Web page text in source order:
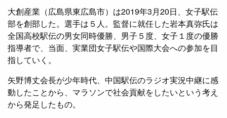
大創産業（広島県東広島市）は2019年3月20日、女子駅伝
部を創部した。選手は５人。監督に就任した岩本真弥氏は
全国高校駅伝の男女同時優勝、男子５度、女子１度の優勝
指導者で、当面、実業団女子駅伝や国際大会への参加を目
指していく。
矢野博丈会長が少年時代、中国駅伝のラジオ実況中継に感
動したことから、マラソンで社会貢献をしたいという考え
から発足したもの。